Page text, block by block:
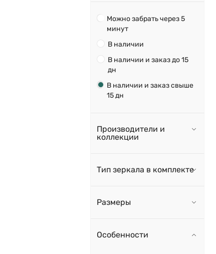
Можно забрать через 5
минут
В наличии
В наличии и заказ до 15
дн
В наличии и заказ свыше
15 дн
Производители и
коллекции
Тип зеркала в комплекте
Размеры
Особенности